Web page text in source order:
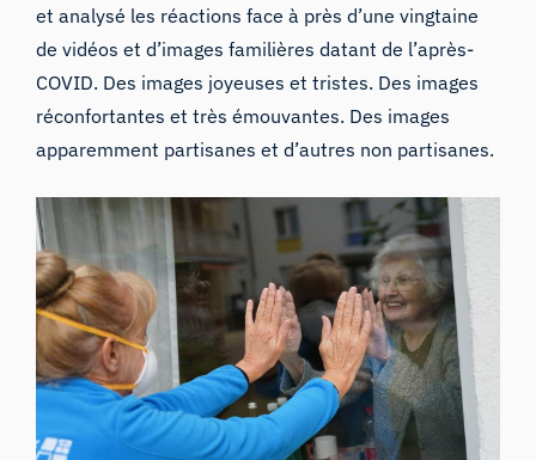
et analysé les réactions face à près d’une vingtaine
de vidéos et d’images familières datant de l’après-
COVID. Des images joyeuses et tristes. Des images
réconfortantes et très émouvantes. Des images
apparemment partisanes et d’autres non partisanes.